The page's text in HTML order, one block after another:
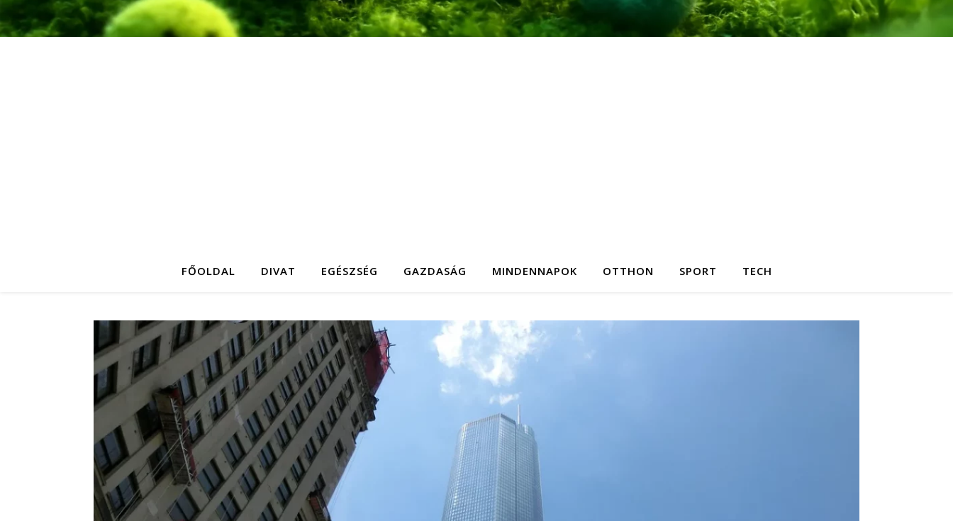
FŐOLDAL DIVAT EGÉSZSÉG GAZDASÁG MINDENNAPOK OTTHON SPORT TECH